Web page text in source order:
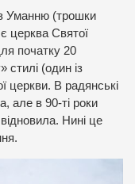
Уманню (трошки
церква Святої
початку 20
стилі (один із
церкви. В радянські
але в 90-ті роки
Нині це